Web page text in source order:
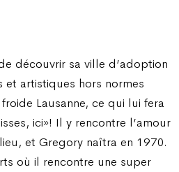
découvrir sa ville d’adoption
et artistiques hors normes
Lausanne, ce qui lui fera
ici»! Il y rencontre l’amour
et Gregory naîtra en 1970.
où il rencontre une super